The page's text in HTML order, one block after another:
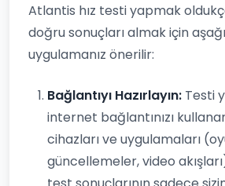
Atlantis hız testi yapmak
doğru sonuçları almak için
uygulamanız önerilir:
Bağlantıyı Hazırlayın: Testi
internet bağlantınızı
cihazları ve uygulamaları
güncellemeler, video